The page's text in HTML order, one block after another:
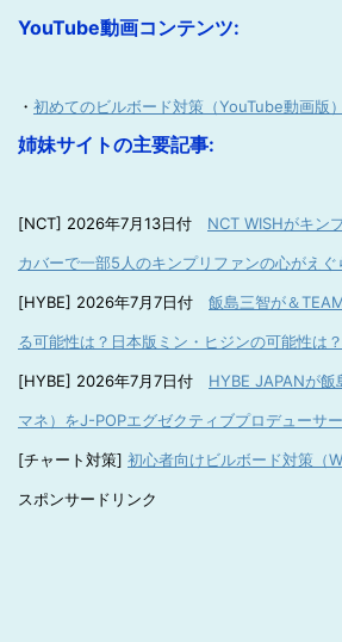
YouTube動画コンテンツ:
・ 初めてのビルボード対策（YouTube動画版）
姉妹サイトの主要記事:
[NCT] 2026年7月13日付 NCT WISHがキン
カバーで一部5人のキンプリファンの心がえぐ
[HYBE] 2026年7月7日付 飯島三智が＆
る可能性は？日本版ミン・ヒジンの可能性は
[HYBE] 2026年7月7日付 HYBE JAPANが
マネ）をJ-POPエグゼクティブプロデューサ
[チャート対策] 初心者向けビルボード対策（
スポンサードリンク